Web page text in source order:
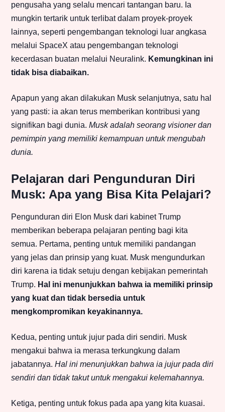
pengusaha yang selalu mencari tantangan baru. Ia
mungkin tertarik untuk terlibat dalam proyek-proyek
lainnya, seperti pengembangan teknologi luar angkasa
melalui SpaceX atau pengembangan teknologi
kecerdasan buatan melalui Neuralink. Kemungkinan ini
tidak bisa diabaikan.
Apapun yang akan dilakukan Musk selanjutnya, satu hal
yang pasti: ia akan terus memberikan kontribusi yang
signifikan bagi dunia. Musk adalah seorang visioner dan
pemimpin yang memiliki kemampuan untuk mengubah
dunia.
Pelajaran dari Pengunduran Diri
Musk: Apa yang Bisa Kita Pelajari?
Pengunduran diri Elon Musk dari kabinet Trump
memberikan beberapa pelajaran penting bagi kita
semua. Pertama, penting untuk memiliki pandangan
yang jelas dan prinsip yang kuat. Musk mengundurkan
diri karena ia tidak setuju dengan kebijakan pemerintah
Trump. Hal ini menunjukkan bahwa ia memiliki prinsip
yang kuat dan tidak bersedia untuk
mengkompromikan keyakinannya.
Kedua, penting untuk jujur pada diri sendiri. Musk
mengakui bahwa ia merasa terkungkung dalam
jabatannya. Hal ini menunjukkan bahwa ia jujur pada diri
sendiri dan tidak takut untuk mengakui kelemahannya.
Ketiga, penting untuk fokus pada apa yang kita kuasai.